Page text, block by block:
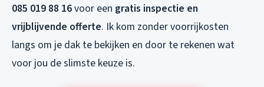
085 019 88 16voor een gratis inspectie en
vrijblijvende offerte. Ik kom zonder voorrijkosten
langs om je dak te bekijken en door te rekenen wat
voor jou de slimste keuze is.